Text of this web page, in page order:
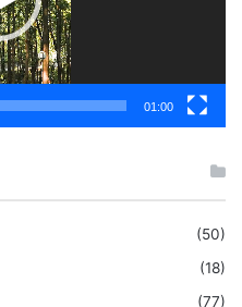
01:00
(50)
(18)
(77)